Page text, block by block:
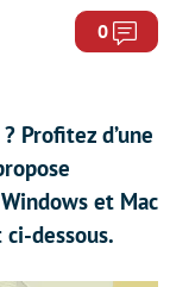
0
Profitez d’une
et Mac
dessous.